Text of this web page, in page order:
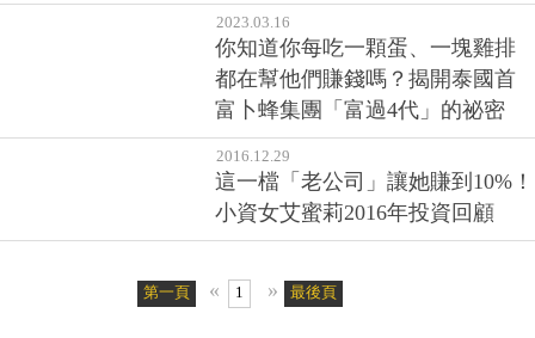
2023.03.16
你知道你每吃一顆蛋、一塊雞排
都在幫他們賺錢嗎？揭開泰國首
富卜蜂集團「富過4代」的祕密
2016.12.29
這一檔「老公司」讓她賺到10%！
小資女艾蜜莉2016年投資回顧
第一頁 « 1 » 最後頁